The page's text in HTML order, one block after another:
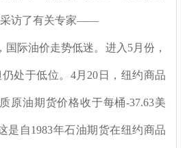
采访了有关专家――
国际油价走势低迷。进入 5月份，
处于低位。 4月 20 日，纽约商品
原油期货价格收于每桶-37.63美
是自1983年石油期货在纽约商品